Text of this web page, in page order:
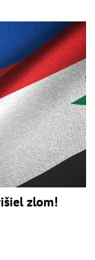
zlom!